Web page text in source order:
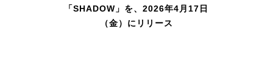
「SHADOW」を、2026年4月17日
（金）にリリース